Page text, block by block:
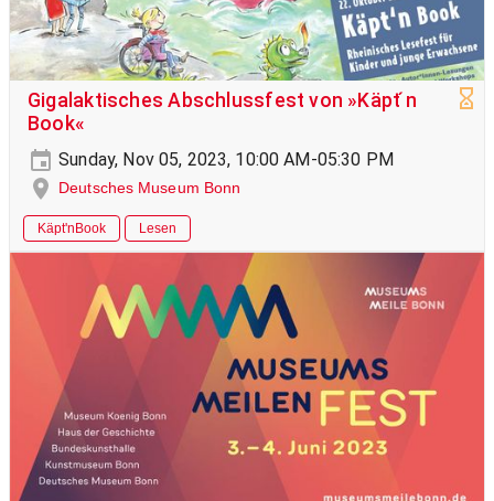
Gigalaktisches Abschlussfest von »Käpt ́n
Book«
Sunday, Nov 05, 2023, 10:00 AM-05:30 PM
Deutsches Museum Bonn
Käpt'nBook Lesen